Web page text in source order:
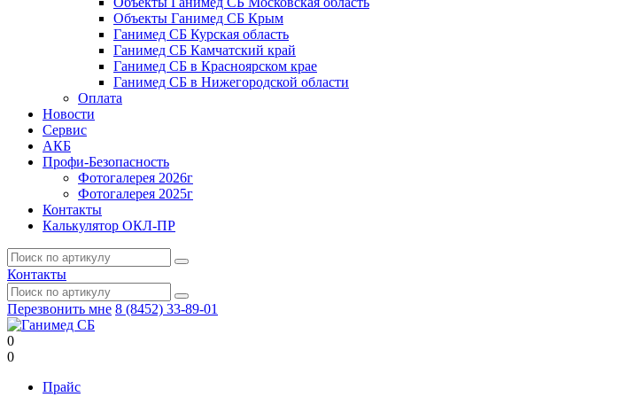
Объекты Ганимед СБ Крым
Ганимед СБ Курская область
Ганимед СБ Камчатский край
Ганимед СБ в Красноярском крае
Ганимед СБ в Нижегородской области
Оплата
Новости
Сервис
АКБ
Профи-Безопасность
Фотогалерея 2026г
Фотогалерея 2025г
Контакты
Калькулятор ОКЛ-ПР
Контакты
Перезвонить мне 8 (8452) 33-89-01
0
0
Прайс